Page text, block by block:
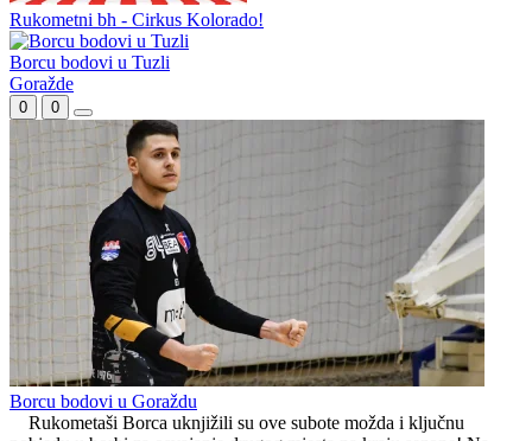
Gračanica ubjedljiva protiv Slobode na startu proljećnog dijela
sezone
Počinje sezona za rukometaše
Rukometni bh - Cirkus Kolorado!
Borcu bodovi u Tuzli
Goražde